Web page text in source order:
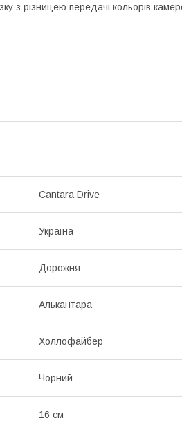
з різницею передачі кольорів
Cantara Drive
Україна
Дорожня
Алькантара
Холлофайбер
Чорний
16 см